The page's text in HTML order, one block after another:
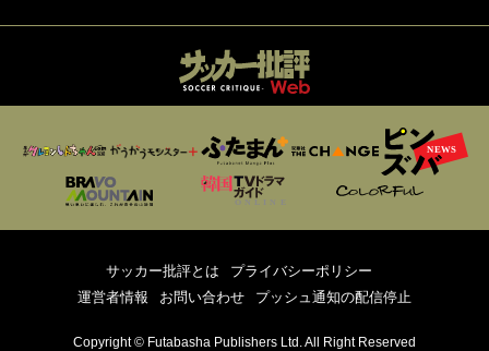
サッカー批評とは
プライバシーポリシー
運営者情報
お問い合わせ プッシュ通知の配信停止
Copyright © Futabasha Publishers Ltd. All Right Reserved